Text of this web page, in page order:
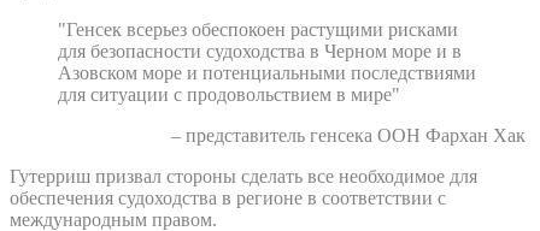
"Генсек всерьез обеспокоен растущими рисками
для безопасности судоходства в Черном море и в
Азовском море и потенциальными последствиями
для ситуации с продовольствием в мире"
– представитель генсека ООН Фархан Хак
Гутерриш призвал стороны сделать все необходимое для
обеспечения судоходства в регионе в соответствии с
международным правом.